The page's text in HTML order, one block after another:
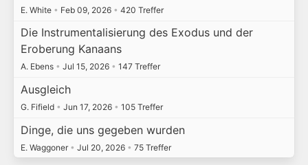
E. White • Feb 09, 2026 • 420 Treffer
Die Instrumentalisierung des Exodus und der
Eroberung Kanaans
A. Ebens • Jul 15, 2026 • 147 Treffer
Ausgleich
G. Fifield • Jun 17, 2026 • 105 Treffer
Dinge, die uns gegeben wurden
E. Waggoner • Jul 20, 2026 • 75 Treffer